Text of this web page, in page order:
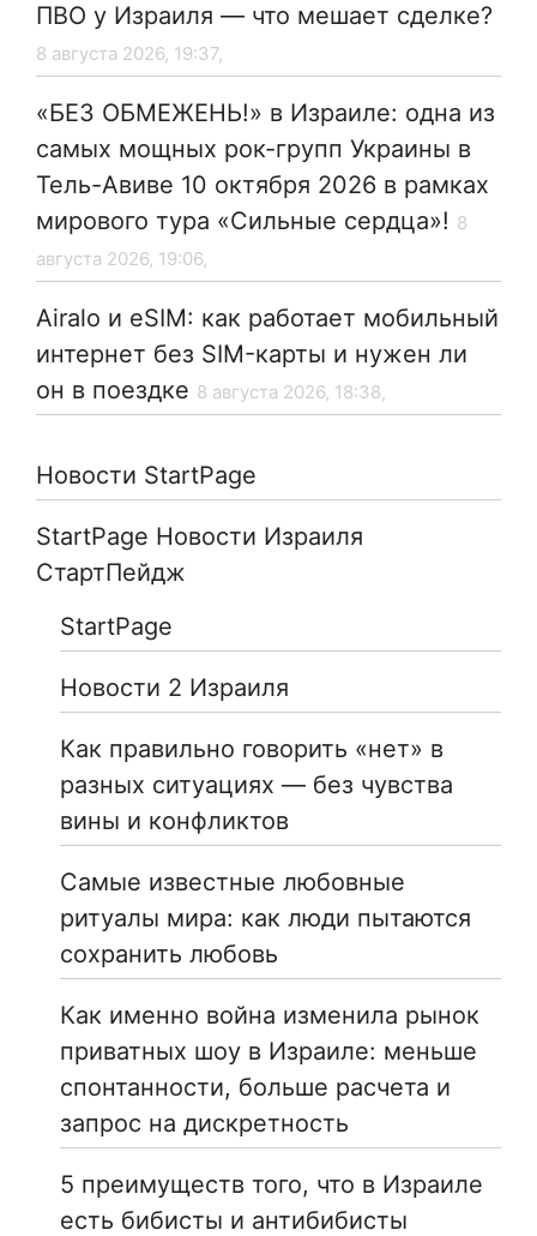
ПВО у Израиля — что мешает сделке?
8 августа 2026, 19:37,
«БЕЗ ОБМЕЖЕНЬ!» в Израиле: одна из
самых мощных рок-групп Украины в
Тель-Авиве 10 октября 2026 в рамках
мирового тура «Сильные сердца»! 8
августа 2026, 19:06,
Airalo и eSIM: как работает мобильный
интернет без SIM-карты и нужен ли
он в поездке 8 августа 2026, 18:38,
Новости StartPage
StartPage Новости Израиля
СтартПейдж
StartPage
Новости 2 Израиля
Как правильно говорить «нет» в
разных ситуациях — без чувства
вины и конфликтов
Самые известные любовные
ритуалы мира: как люди пытаются
сохранить любовь
Как именно война изменила рынок
приватных шоу в Израиле: меньше
спонтанности, больше расчета и
запрос на дискретность
5 преимуществ того, что в Израиле
есть бибисты и антибибисты